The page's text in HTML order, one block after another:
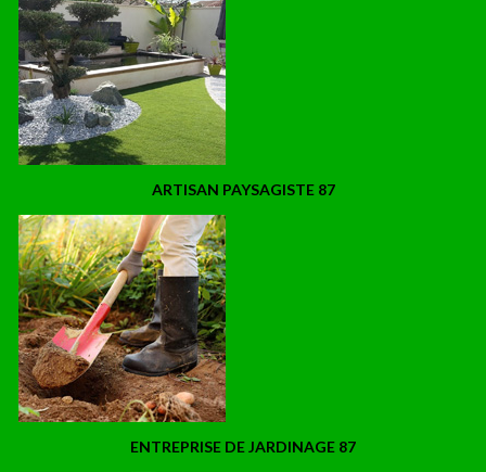
ARTISAN PAYSAGISTE 87
ENTREPRISE DE JARDINAGE 87